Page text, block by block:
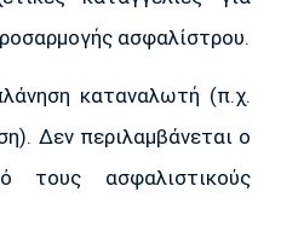
ασφαλίστρου.
καταναλωτή (π.χ.
Δεν περιλαμβάνεται ο
τους ασφαλιστικούς